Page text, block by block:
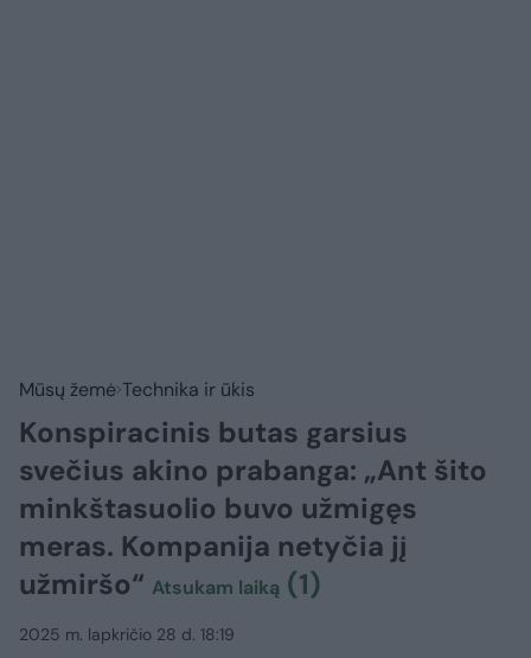
Mūsų žemė Technika ir ūkis
Konspiracinis butas garsius
svečius akino prabanga: „Ant šito
minkštasuolio buvo užmigęs
meras. Kompanija netyčia jį
užmiršo“ Atsukam laiką (1)
2025 m. lapkričio 28 d. 18:19